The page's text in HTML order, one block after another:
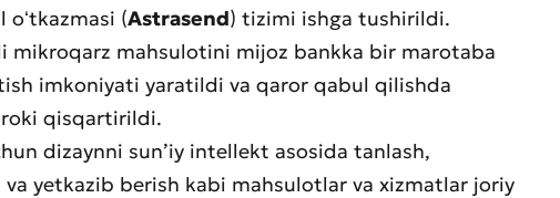
oʻtkazmasi (Astrasend) tizimi ishga tushirildi.
mikroqarz mahsulotini mijoz bankka bir marotaba
imkoniyati yaratildi va qaror qabul qilishda
qisqartirildi.
dizaynni sunʼiy intellekt asosida tanlash,
yetkazib berish kabi mahsulotlar va xizmatlar joriy